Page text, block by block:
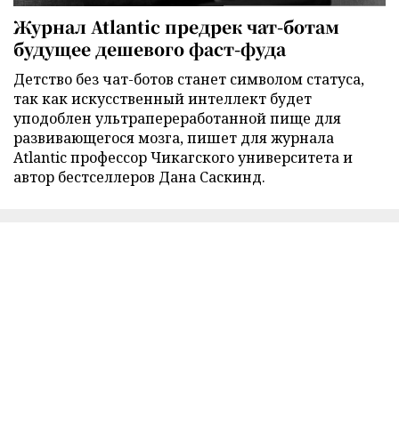
Журнал Atlantic предрек чат-ботам
будущее дешевого фаст-фуда
Детство без чат-ботов станет символом статуса,
так как искусственный интеллект будет
уподоблен ультрапереработанной пище для
развивающегося мозга, пишет для журнала
Atlantic профессор Чикагского университета и
автор бестселлеров Дана Саскинд.